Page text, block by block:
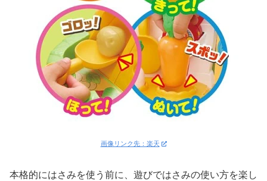
画像リンク先：楽天
本格的にはさみを使う前に、遊びではさみの使い方を楽し